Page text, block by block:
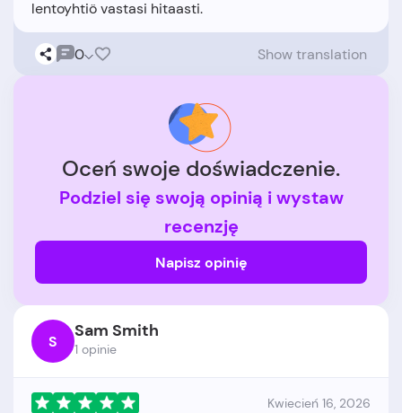
0 Show translation
Oceń swoje doświadczenie.
Podziel się swoją opinią i wystaw
recenzję
Napisz opinię
S Sam Smith
1 opinie
Kwiecień 16, 2026